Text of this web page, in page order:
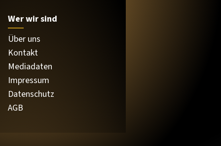
Wer wir sind
Über uns
Kontakt
Mediadaten
Impressum
Datenschutz
AGB